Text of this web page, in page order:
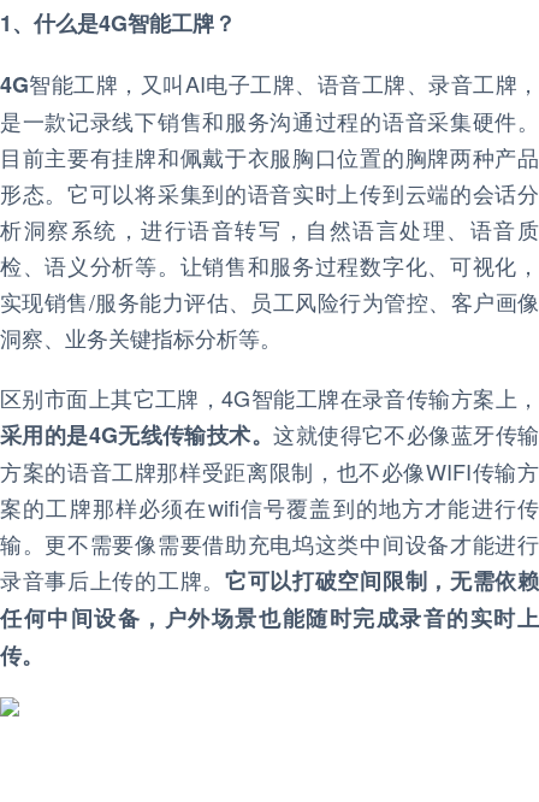
1、什么是4G智能工牌？
4G智能工牌，又叫AI电子工牌、语音工牌、录音工牌，
是一款记录线下销售和服务沟通过程的语音采集硬件。
目前主要有挂牌和佩戴于衣服胸口位置的胸牌两种产品
形态。它可以将采集到的语音实时上传到云端的会话分
析洞察系统，进行语音转写，自然语言处理、语音质
检、语义分析等。让销售和服务过程数字化、可视化，
实现销售/服务能力评估、员工风险行为管控、客户画像
洞察、业务关键指标分析等。
区别市面上其它工牌，4G智能工牌在录音传输方案上，
采用的是4G无线传输技术。这就使得它不必像蓝牙传输
方案的语音工牌那样受距离限制，也不必像WIFI传输方
案的工牌那样必须在wifi信号覆盖到的地方才能进行传
输。更不需要像需要借助充电坞这类中间设备才能进行
录音事后上传的工牌。 它可以打破空间限制，无需依赖
任何中间设备，户外场景也能随时完成录音的实时上
传。